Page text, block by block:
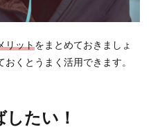
リットをまとめておきましょ
くとうまく活用できます。
たい！